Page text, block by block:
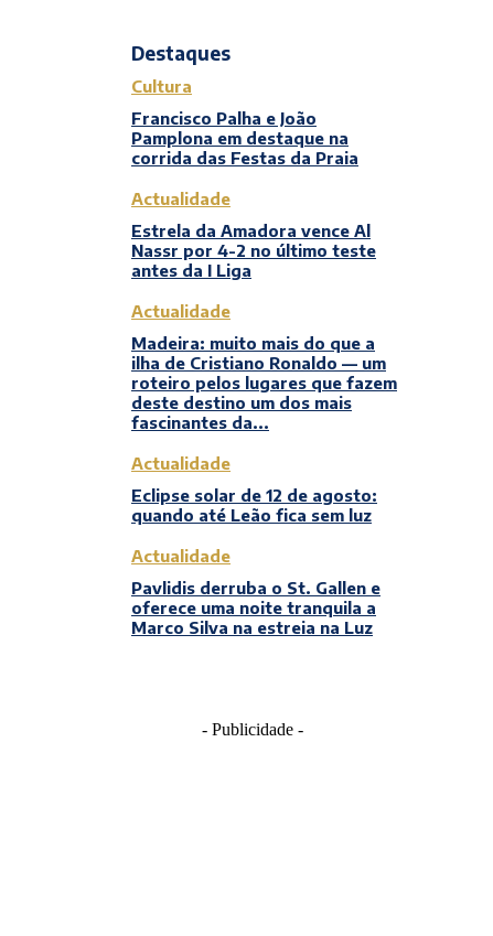
Destaques
Cultura
Francisco Palha e João
Pamplona em destaque na
corrida das Festas da Praia
Actualidade
Estrela da Amadora vence Al
Nassr por 4-2 no último teste
antes da I Liga
Actualidade
Madeira: muito mais do que a
ilha de Cristiano Ronaldo — um
roteiro pelos lugares que fazem
deste destino um dos mais
fascinantes da...
Actualidade
Eclipse solar de 12 de agosto:
quando até Leão fica sem luz
Actualidade
Pavlidis derruba o St. Gallen e
oferece uma noite tranquila a
Marco Silva na estreia na Luz
- Publicidade -